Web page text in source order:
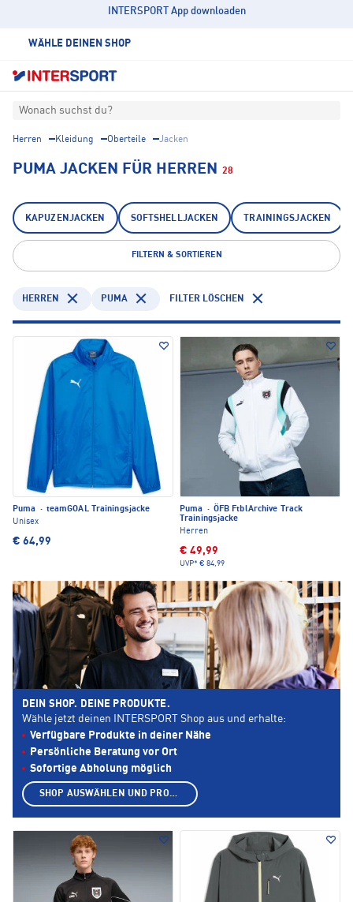
INTERSPORT App downloaden
WÄHLE DEINEN SHOP
Wonach suchst du?
Herren Kleidung Oberteile Jacken
PUMA JACKEN FÜR HERREN 28
KAPUZENJACKEN SOFTSHELLJACKEN TRAININGSJACKEN
FILTERN & SORTIEREN
HERREN PUMA FILTER LÖSCHEN
Puma · teamGOAL Trainingsjacke
Unisex
€ 64,99
Puma · ÖFB FtblArchive Track
Trainingsjacke
Herren
€ 49,99
UVP* € 84,99
DEIN SHOP. DEINE PRODUKTE.
Wähle jetzt deinen INTERSPORT Shop aus und erhalte:
Verfügbare Produkte in deiner Nähe
Persönliche Beratung vor Ort
Sofortige Abholung möglich
SHOP AUSWÄHLEN UND PRODUKTE ANZEIGEN